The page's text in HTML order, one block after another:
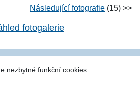
Následující fotografie (15) >>
fotogalerie
nezbytné funkční cookies.